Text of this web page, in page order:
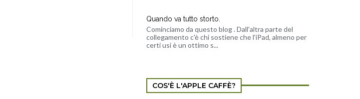
Quando va tutto storto.
Cominciamo da questo blog . Dall'altra parte del
collegamento c'è chi sostiene che l'iPad, almeno per
certi usi è un ottimo s...
COS'È L'APPLE CAFFÈ?